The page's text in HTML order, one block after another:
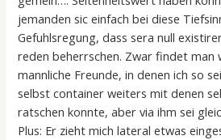
jemanden sic einfach bei diese
Gefuhlsregung, dass sera null
reden beherrschen. Zwar findet man
mannliche Freunde, in denen ich so
selbst container weiters mit denen
ratschen konnte, aber via ihm sei
Plus: Er zieht mich lateral etwas